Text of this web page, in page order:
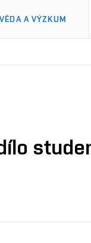
VĚDA A VÝZKUM